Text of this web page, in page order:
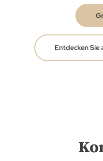
Entdecken Sie